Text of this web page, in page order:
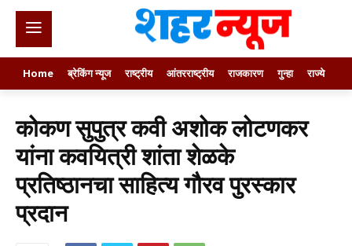
Home ब्रेकिंग न्यूज राष्ट्रीय आंतरराष्ट्रीय राजकारण गुन्हा राज्ये
कोकण सुपुत्र कवी अशोक लोटणकर
यांना कवयित्री शांता शेळके
प्रतिष्ठानचा साहित्य गौरव पुरस्कार
प्रदान